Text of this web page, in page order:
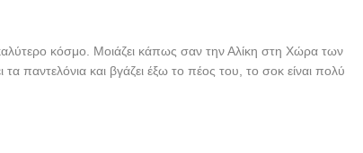
κόσμο. Μοιάζει κάπως σαν την Αλίκη στη Χώρα των
παντελόνια και βγάζει έξω το πέος του, το σοκ είναι πολύ